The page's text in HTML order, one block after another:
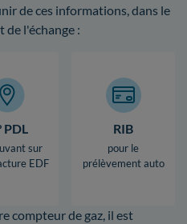
de ces informations, dans le
l'échange :
PDL
sur
EDF
RIB
pour le
prélèvement auto
compteur de gaz, il est